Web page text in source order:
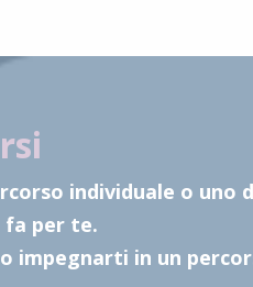
individuale o
fa per te.
impegnarti in un